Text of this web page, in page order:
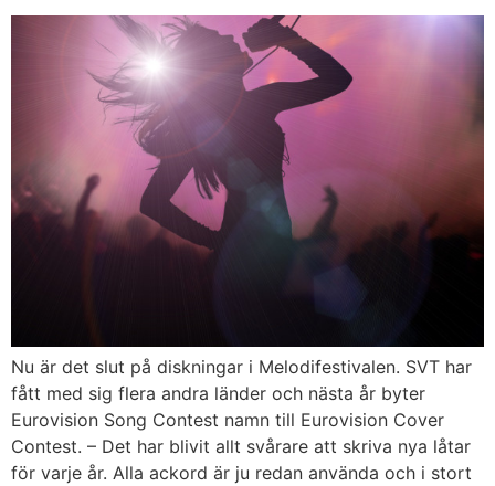
Nu är det slut på diskningar i Melodifestivalen. SVT har
fått med sig flera andra länder och nästa år byter
Eurovision Song Contest namn till Eurovision Cover
Contest. – Det har blivit allt svårare att skriva nya låtar
för varje år. Alla ackord är ju redan använda och i stort